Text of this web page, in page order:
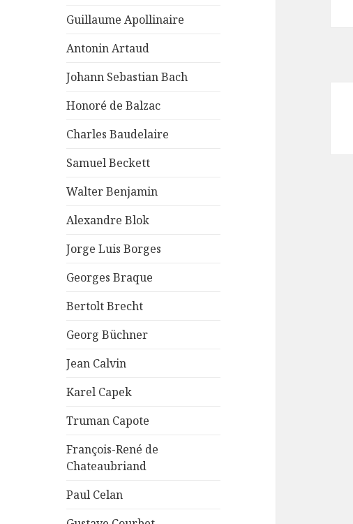
Guillaume Apollinaire
Antonin Artaud
Johann Sebastian Bach
Honoré de Balzac
Charles Baudelaire
Samuel Beckett
Walter Benjamin
Alexandre Blok
Jorge Luis Borges
Georges Braque
Bertolt Brecht
Georg Büchner
Jean Calvin
Karel Capek
Truman Capote
François-René de
Chateaubriand
Paul Celan